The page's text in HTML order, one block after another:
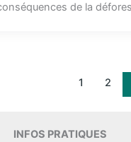
de la
1 2
INFOS PRATIQUES